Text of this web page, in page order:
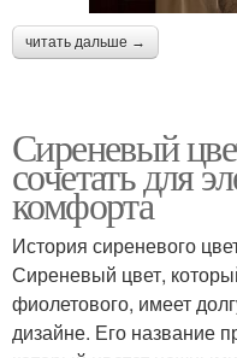
читать дальше →
Сиреневый
сочетать для
комфорта
История сиреневого
Сиреневый цвет,
фиолетового, имеет
дизайне. Его название